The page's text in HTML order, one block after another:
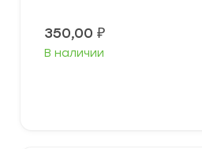
350,00 ₽
В наличии